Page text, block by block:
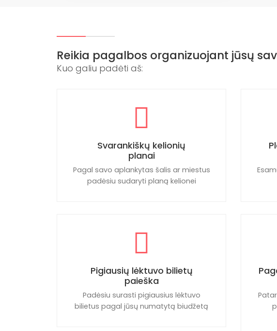
Reikia pagalbos organizuojant jūsų
Kuo galiu padėti aš:
Svarankiškų kelionių
planai
Pagal savo aplankytas šalis ar miestus
padėsiu sudaryti planą kelionei
Pigiausių lėktuvo bilietų
paieška
Padėsiu surasti pigiausius lėktuvo
bilietus pagal jūsų numatytą biudžetą